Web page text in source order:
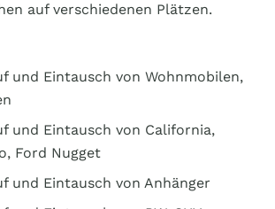
auf verschiedenen Plätzen.
und Eintausch von Wohnmobilen,
und Eintausch von California,
Ford Nugget
und Eintausch von Anhänger